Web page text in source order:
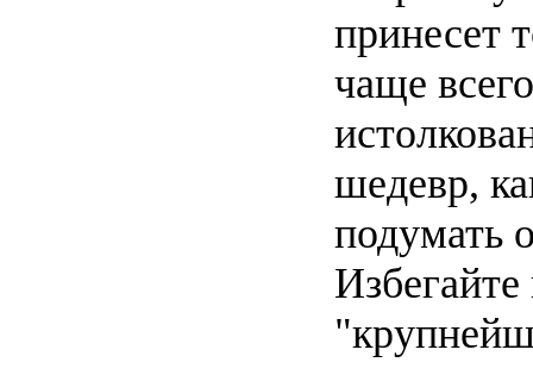
принесет
чаще
шедевр,
подумать